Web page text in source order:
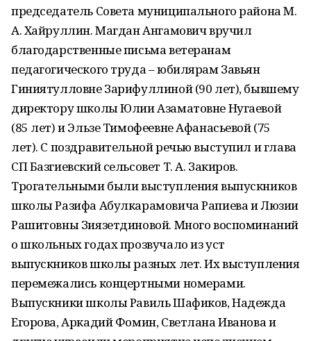
председатель Совета муниципального района М.
А. Хайруллин. Магдан Ангамович вручил
благодарственные письма ветеранам
педагогического труда – юбилярам Завьян
Гиниятулловне Зарифуллиной (90 лет), бывшему
директору школы Юлии Азаматовне Нугаевой
(85 лет) и Эльзе Тимофеевне Афанасьевой (75
лет). С поздравительной речью выступил и глава
СП Базгиевский сельсовет Т. А. Закиров.
Трогательными были выступления выпускников
школы Разифа Абулкарамовича Рапиева и Люзии
Рашитовны Зиязетдиновой. Много воспоминаний
о школьных годах прозвучало из уст
выпускников школы разных лет. Их выступления
перемежались концертными номерами.
Выпускники школы Равиль Шафиков, Надежда
Егорова, Аркадий Фомин, Светлана Иванова и